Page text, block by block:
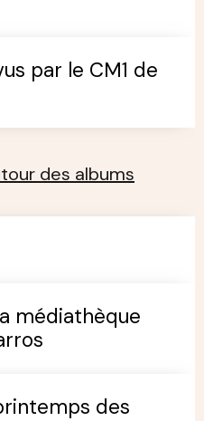
par le CM1 de
des albums
médiathèque
des